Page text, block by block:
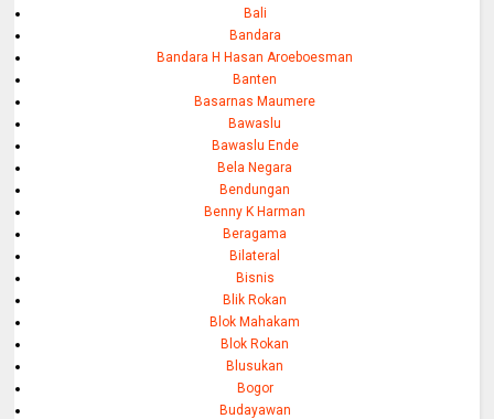
Bali
Bandara
Bandara H Hasan Aroeboesman
Banten
Basarnas Maumere
Bawaslu
Bawaslu Ende
Bela Negara
Bendungan
Benny K Harman
Beragama
Bilateral
Bisnis
Blik Rokan
Blok Mahakam
Blok Rokan
Blusukan
Bogor
Budayawan